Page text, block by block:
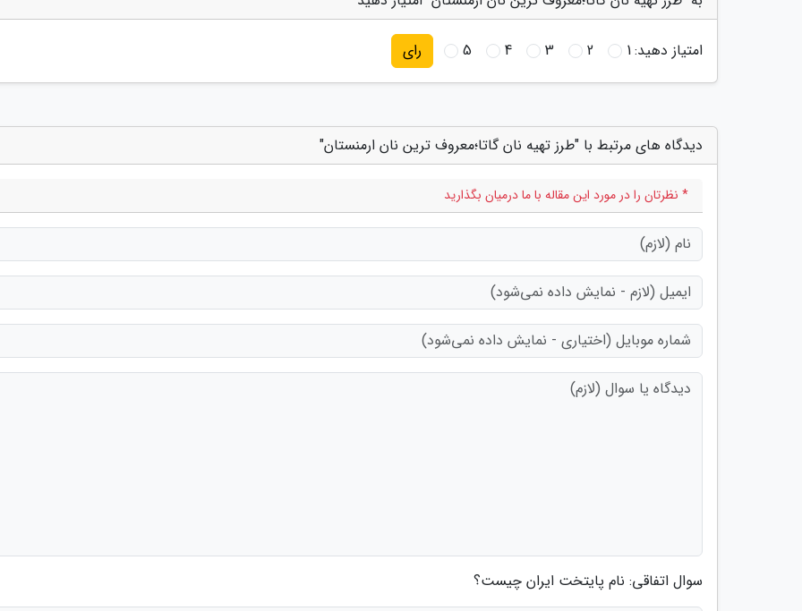
امتیاز دهید:1
2
3
4
5 رای
دیدگاه های مرتبط با "طرز تهیه نان گاتا؛معروف ترین نان ارمنستان"
* نظرتان را در مورد این مقاله با ما درمیان بگذارید
سوال اتفاقی: نام پایتخت ایران چیست؟